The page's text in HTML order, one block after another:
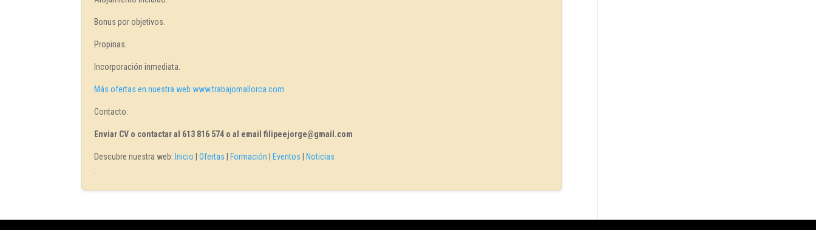
Bonus por objetivos.
Propinas.
Incorporación inmediata.
Más ofertas en nuestra web www.trabajomallorca.com
Contacto:
Enviar CV o contactar al 613 816 574 o al email filipeejorge@gmail.com
Descubre nuestra web:Inicio |Ofertas |Formación |Eventos |Noticias